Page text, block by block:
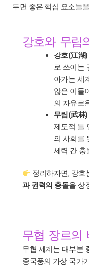
두면 좋은 핵심 요소들
강호와 무림
강호(江湖)
로 쓰이는
아가는 세
않은 이들
의 자유로
무림(武林)
제도적 틀
의 사회를
세력 간 충
정리하자면, 강호
과 권력의 충돌을 상
무협 장르의
무협 세계는 대부분
중국풍의 가상 국가